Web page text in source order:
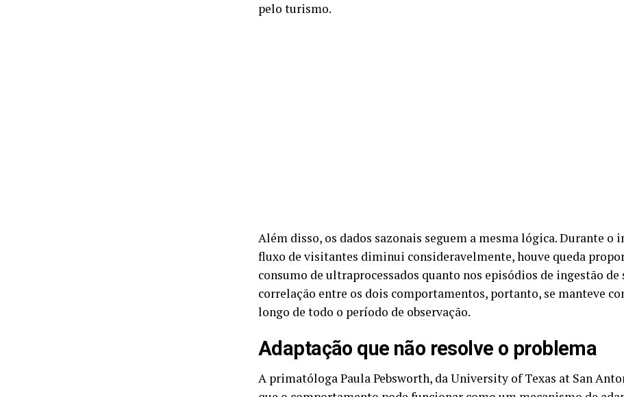
pelo turismo.
Além disso, os dados sazonais seguem a mesma lógica. Durante o
fluxo de visitantes diminui consideravelmente, houve queda
consumo de ultraprocessados quanto nos episódios de ingestão de
correlação entre os dois comportamentos, portanto, se manteve
longo de todo o período de observação.
Adaptação que não resolve o problema
A primatóloga Paula Pebsworth, da University of Texas at San